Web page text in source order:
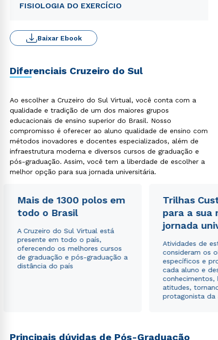
FISIOLOGIA DO EXERCÍCIO
Baixar Ebook
Diferenciais Cruzeiro do Sul
Ao escolher a Cruzeiro do Sul Virtual, você conta com a
qualidade e tradição de um dos maiores grupos
educacionais de ensino superior do Brasil. Nosso
compromisso é oferecer ao aluno qualidade de ensino com
métodos inovadores e docentes especializados, além de
infraestrutura moderna e diversos cursos de graduação e
pós-graduação. Assim, você tem a liberdade de escolher a
melhor opção para sua jornada universitária.
Mais de 1300 polos em
todo o Brasil
A Cruzeiro do Sul Virtual está
presente em todo o país,
oferecendo os melhores cursos
de graduação e pós-graduação a
distância do país
Trilhas
para a sua
jornada
Atividades de
consideram os
específicos e
cada aluno e
conhecimentos,
atitudes,
protagonista da
Principais dúvidas de Pós-Graduação